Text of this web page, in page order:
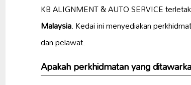
KB ALIGNMENT & AUTO SERVICE
Malaysia. Kedai ini menyediakan
dan pelawat.
Apakah perkhidmatan yang